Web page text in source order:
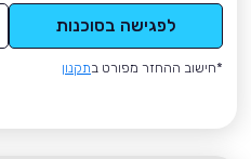
לפגישה בסוכנות
*חישוב ההחזר מפורט בתקנון